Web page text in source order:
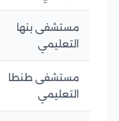
مستشفى بنها
التعليمي
مستشفى طنطا
التعليمي